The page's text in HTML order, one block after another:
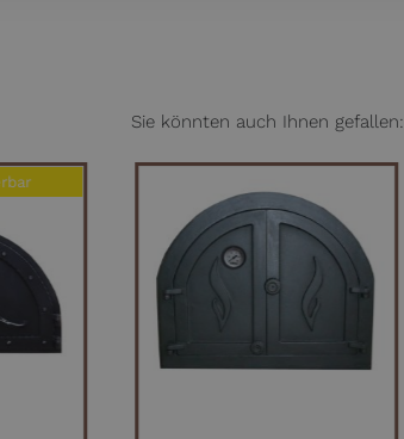
Sie könnten auch Ihnen gefallen:
IN DEN WARENKORB
QUICK VIEW